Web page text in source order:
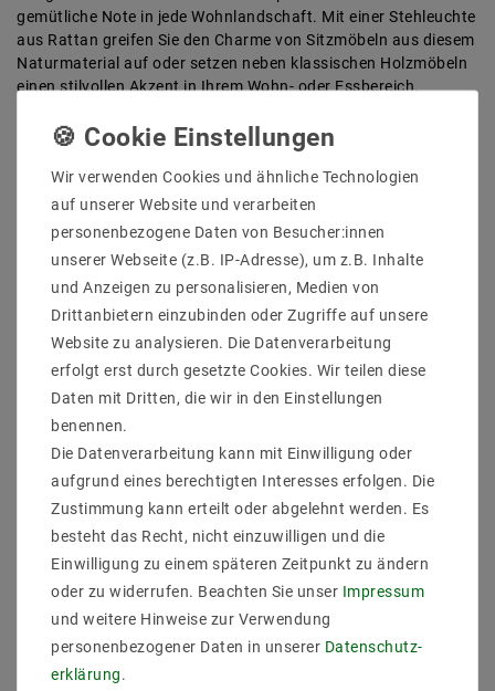
gemütliche Note in jede Wohnlandschaft. Mit einer Stehleuchte
aus Rattan greifen Sie den Charme von Sitzmöbeln aus diesem
Naturmaterial auf oder setzen neben klassischen Holzmöbeln
einen stilvollen Akzent in Ihrem Wohn- oder Essbereich.
Eine Stehleuchte aus Rattan unseres Shops verbindet sich mit
der glatten und gleichmäßigen Ästhetik von Bezugsstoffen.
Diese setzen einen optischen Kontrapunkt zum Flechtwerk des
Rattans und sorgen für eine diffuse Streuung des Lichtes.
angenehme Hintergrundbeleuchtung in einzelnen
Raumbereichen vonWohn-, Ess- oder Schlafzimmer.
wirken künstlerisch und passen so perfekt in ein junges
Wohnumfeld. Mit der Wahl zwischen ein oder zwei Flammen
wählen Sie beim Kauf aus, wie viel Licht Ihre Stehleuchte aus
Rattan ausstrahlen soll und wie sich Strahlkraft und Eleganz
ansprechend miteinander verknüpfen lassen.
Diese Vorteile bietet unsere
Stehleuchte aus Rattan
Mit einer Stehleuchte aus Rattan aus unserem LEDTech Shop
entscheiden Sie sich für einen Qualitätsartikel mit vielen
Vorzügen. Zu den wichtigsten Vorteilen unserer
Beleuchtungsideen für drinnen und draußen gehören:
Anfertigung aus echtem, natürlichen Rattan anstelle
Polyrattan (Kunststoff)
Leuchten von bekannten Herstellern und Marken
Wir verwenden Cookies und ähnliche Technologien
auf unserer Website und verarbeiten
personenbezogene Daten von Besucher:innen
unserer Webseite (z.B. IP-Adresse), um z.B. Inhalte
und Anzeigen zu personalisieren, Medien von
Drittanbietern einzubinden oder Zugriffe auf unsere
Website zu analysieren. Die Datenverarbeitung
erfolgt erst durch gesetzte Cookies. Wir teilen diese
Daten mit Dritten, die wir in den Einstellungen
benennen.
Die Datenverarbeitung kann mit Einwilligung oder
aufgrund eines berechtigten Interesses erfolgen. Die
Zustimmung kann erteilt oder abgelehnt werden. Es
besteht das Recht, nicht einzuwilligen und die
Einwilligung zu einem späteren Zeitpunkt zu ändern
oder zu widerrufen. Beachten Sie unser Impressum
und weitere Hinweise zur Verwendung
personenbezogener Daten in unserer Daten­schutz­
erklärung.